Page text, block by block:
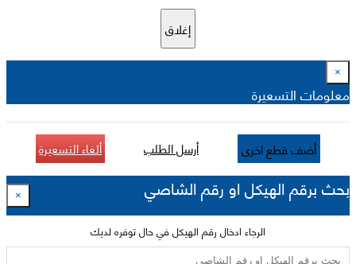
إغلاق
×
معلومات التسعيرة
أضف قطع اخرى أرسل الطلب ألغاء التسعيرة
بحث برقم الهيكل او رقم الشاصي ×
الرجاء ادخال رقم الهيكل في حال توفره لديك